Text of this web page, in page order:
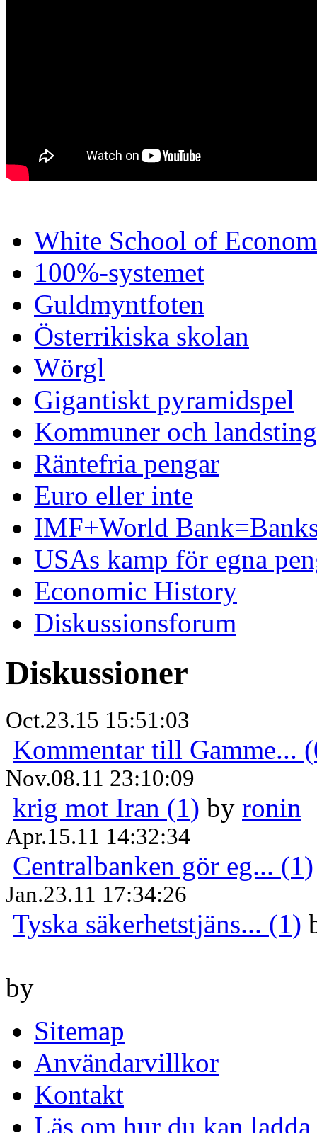
White School of
100%-systemet
Guldmyntfoten
Österrikiska skolan
Wörgl
Gigantiskt pyramidspel
Kommuner och
Räntefria pengar
Euro eller inte
IMF+World
USAs kamp för egna
Economic History
Diskussionsforum
Diskussioner
Oct.23.15 15:51:03
Kommentar till Gamme...
Nov.08.11 23:10:09
krig mot Iran (1) by ronin
Apr.15.11 14:32:34
Centralbanken gör eg... (1)
Jan.23.11 17:34:26
Tyska säkerhetstjäns... (1)
by
Sitemap
Användarvillkor
Kontakt
Läs om hur du kan